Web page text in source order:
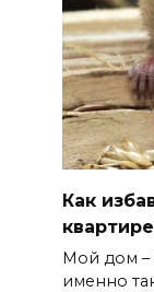
Как
Мой дом –
именно